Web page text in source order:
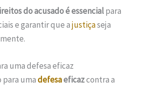
do acusado é essencialpara
e garantir que ajustiçaseja
uma defesa eficaz
para umadefesaeficazcontra a